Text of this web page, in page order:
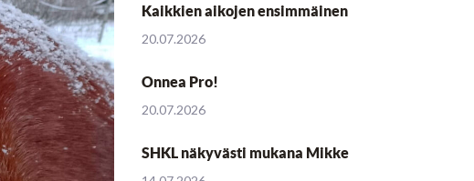
Kaikkien aikojen ensimmäinen
20.07.2026
Onnea Pro!
20.07.2026
SHKL näkyvästi mukana Mikke